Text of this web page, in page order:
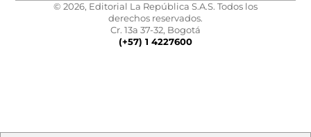
© 2026, Editorial La República S.A.S. Todos los
derechos reservados.
Cr. 13a 37-32, Bogotá
(+57) 1 4227600